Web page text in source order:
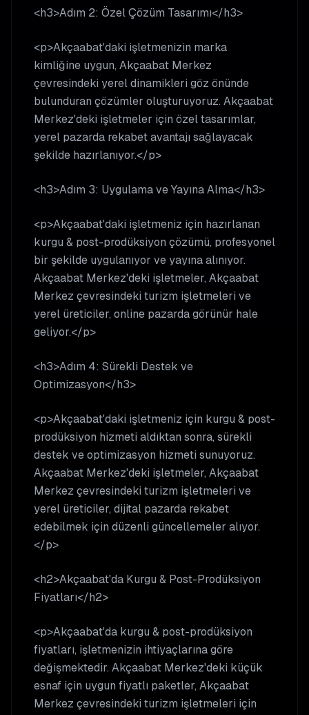
<h3>Adım 2: Özel Çözüm Tasarımı</h3>
<p>Akçaabat'daki işletmenizin marka
kimliğine uygun, Akçaabat Merkez
çevresindeki yerel dinamikleri göz önünde
bulunduran çözümler oluşturuyoruz. Akçaabat
Merkez'deki işletmeler için özel tasarımlar,
yerel pazarda rekabet avantajı sağlayacak
şekilde hazırlanıyor.</p>
<h3>Adım 3: Uygulama ve Yayına Alma</h3>
<p>Akçaabat'daki işletmeniz için hazırlanan
kurgu & post-prodüksiyon çözümü, profesyonel
bir şekilde uygulanıyor ve yayına alınıyor.
Akçaabat Merkez'deki işletmeler, Akçaabat
Merkez çevresindeki turizm işletmeleri ve
yerel üreticiler, online pazarda görünür hale
geliyor.</p>
<h3>Adım 4: Sürekli Destek ve
Optimizasyon</h3>
<p>Akçaabat'daki işletmeniz için kurgu & post-
prodüksiyon hizmeti aldıktan sonra, sürekli
destek ve optimizasyon hizmeti sunuyoruz.
Akçaabat Merkez'deki işletmeler, Akçaabat
Merkez çevresindeki turizm işletmeleri ve
yerel üreticiler, dijital pazarda rekabet
edebilmek için düzenli güncellemeler alıyor.
</p>
<h2>Akçaabat'da Kurgu & Post-Prodüksiyon
Fiyatları</h2>
<p>Akçaabat'da kurgu & post-prodüksiyon
fiyatları, işletmenizin ihtiyaçlarına göre
değişmektedir. Akçaabat Merkez'deki küçük
esnaf için uygun fiyatlı paketler, Akçaabat
Merkez çevresindeki turizm işletmeleri için